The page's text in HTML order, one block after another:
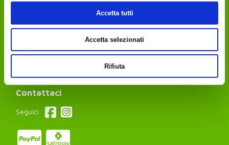
Accetta tutti
Accetta selezionati
Rifiuta
Hai bisogno di aiuto?
Condizioni Generali di vendita
Metodi di pagamento
Spedizioni
Contattaci
Seguici